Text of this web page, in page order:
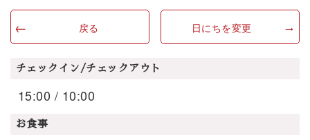
戻る 日にちを変更
チェックイン/チェックアウト
15:00 / 10:00
お食事